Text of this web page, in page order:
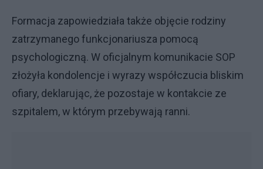
Formacja zapowiedziała także objęcie rodziny
zatrzymanego funkcjonariusza pomocą
psychologiczną. W oficjalnym komunikacie SOP
złożyła kondolencje i wyrazy współczucia bliskim
ofiary, deklarując, że pozostaje w kontakcie ze
szpitalem, w którym przebywają ranni.